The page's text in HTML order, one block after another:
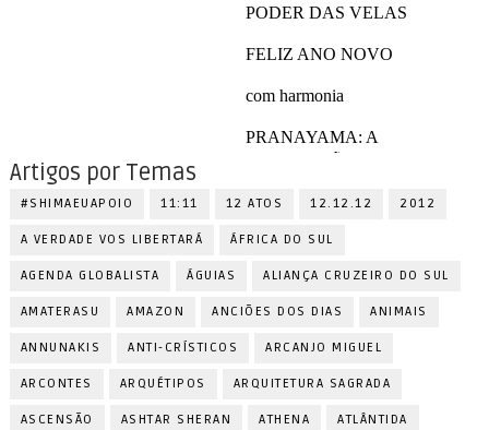
Artigos por Temas
#SHIMAEUAPOIO 11:11 12 ATOS 12.12.12 2012
A VERDADE VOS LIBERTARÁ ÁFRICA DO SUL
AGENDA GLOBALISTA ÁGUIAS ALIANÇA CRUZEIRO DO SUL
AMATERASU AMAZON ANCIÕES DOS DIAS ANIMAIS
ANNUNAKIS ANTI-CRÍSTICOS ARCANJO MIGUEL
ARCONTES ARQUÉTIPOS ARQUITETURA SAGRADA
ASCENSÃO ASHTAR SHERAN ATHENA ATLÂNTIDA